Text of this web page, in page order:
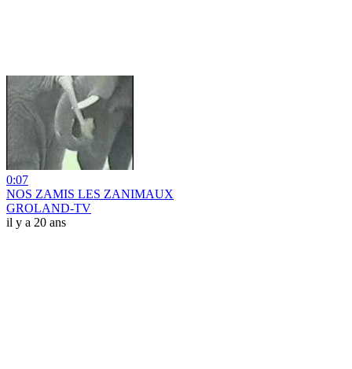
0:07
NOS ZAMIS LES ZANIMAUX
GROLAND-TV
il y a 20 ans